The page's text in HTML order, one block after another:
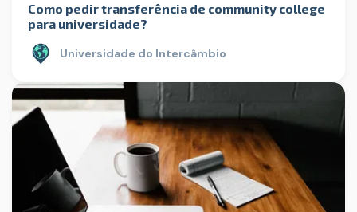
Como pedir transferência de community college
para universidade?
Universidade do Intercâmbio